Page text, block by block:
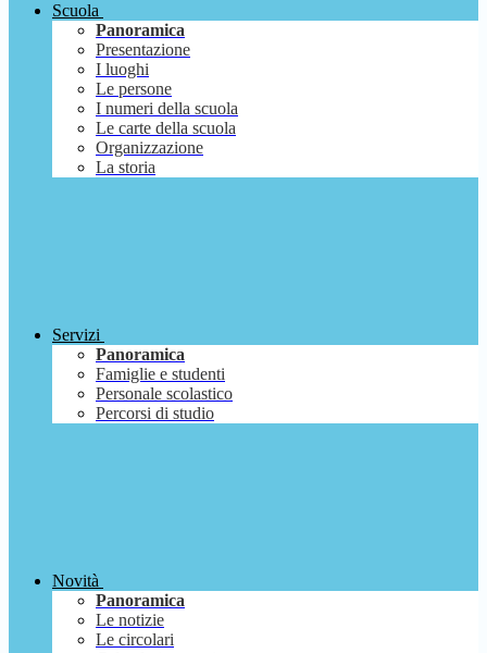
Scuola
Panoramica
Presentazione
I luoghi
Le persone
I numeri della scuola
Le carte della scuola
Organizzazione
La storia
Servizi
Panoramica
Famiglie e studenti
Personale scolastico
Percorsi di studio
Novità
Panoramica
Le notizie
Le circolari